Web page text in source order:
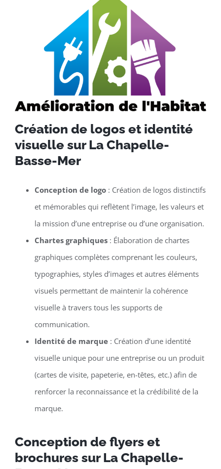
Création de logos et identité
visuelle sur La Chapelle-
Basse-Mer
Conception de logo: Création de logos distinctifs
et mémorables qui reflètent l’image, les valeurs et
la mission d’une entreprise ou d’une organisation.
Chartes graphiques: Élaboration de chartes
graphiques complètes comprenant les couleurs,
typographies, styles d’images et autres éléments
visuels permettant de maintenir la cohérence
visuelle à travers tous les supports de
communication.
Identité de marque: Création d’une identité
visuelle unique pour une entreprise ou un produit
(cartes de visite, papeterie, en-têtes, etc.) afin de
renforcer la reconnaissance et la crédibilité de la
marque.
Conception de flyers et
brochures sur La Chapelle-